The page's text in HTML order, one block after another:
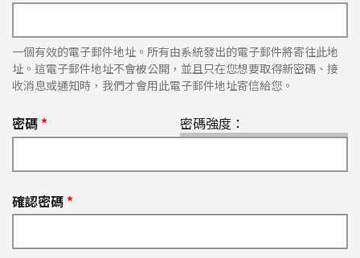
一個有效的電子郵件地址。所有由系統發出的電子郵件將寄往此地
址。這電子郵件地址不會被公開，並且只在您想要取得新密碼、接
收消息或通知時，我們才會用此電子郵件地址寄信給您。
密碼強度：
密碼 *
確認密碼 *